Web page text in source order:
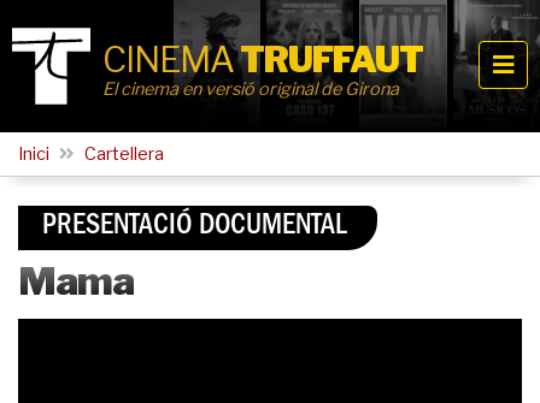
CINEMATRUFFAUT
El cinema en versió original de Girona
Inici Cartellera
PRESENTACIÓ DOCUMENTAL
Mama